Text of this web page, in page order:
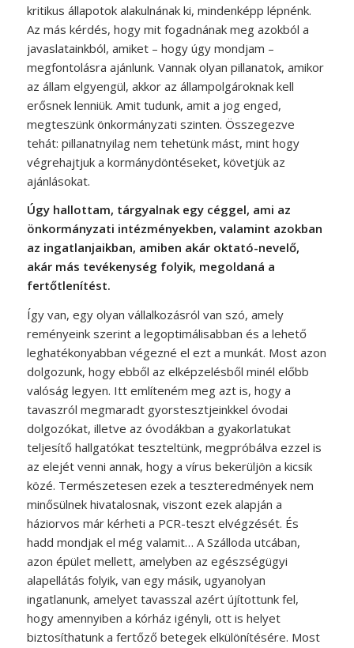
kritikus állapotok alakulnának ki, mindenképp lépnénk.
Az más kérdés, hogy mit fogadnának meg azokból a
javaslatainkból, amiket – hogy úgy mondjam –
megfontolásra ajánlunk. Vannak olyan pillanatok, amikor
az állam elgyengül, akkor az állampolgároknak kell
erősnek lenniük. Amit tudunk, amit a jog enged,
megteszünk önkormányzati szinten. Összegezve
tehát: pillanatnyilag nem tehetünk mást, mint hogy
végrehajtjuk a kormánydöntéseket, követjük az
ajánlásokat.
Úgy hallottam, tárgyalnak egy céggel, ami az
önkormányzati intézményekben, valamint azokban
az ingatlanjaikban, amiben akár oktató-nevelő,
akár más tevékenység folyik, megoldaná a
fertőtlenítést.
Így van, egy olyan vállalkozásról van szó, amely
reményeink szerint a legoptimálisabban és a lehető
leghatékonyabban végezné el ezt a munkát. Most azon
dolgozunk, hogy ebből az elképzelésből minél előbb
valóság legyen. Itt említeném meg azt is, hogy a
tavaszról megmaradt gyorstesztjeinkkel óvodai
dolgozókat, illetve az óvodákban a gyakorlatukat
teljesítő hallgatókat teszteltünk, megpróbálva ezzel is
az elejét venni annak, hogy a vírus bekerüljön a kicsik
közé. Természetesen ezek a teszteredmények nem
minősülnek hivatalosnak, viszont ezek alapján a
háziorvos már kérheti a PCR-teszt elvégzését. És
hadd mondjak el még valamit… A Szálloda utcában,
azon épület mellett, amelyben az egészségügyi
alapellátás folyik, van egy másik, ugyanolyan
ingatlanunk, amelyet tavasszal azért újítottunk fel,
hogy amennyiben a kórház igényli, ott is helyet
biztosíthatunk a fertőző betegek elkülönítésére. Most